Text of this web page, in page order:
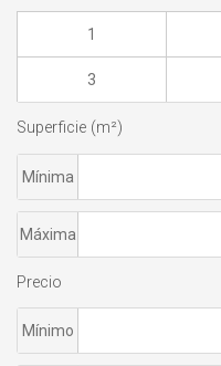
1
3
Superficie (m²)
Mínima
Máxima
Precio
Mínimo